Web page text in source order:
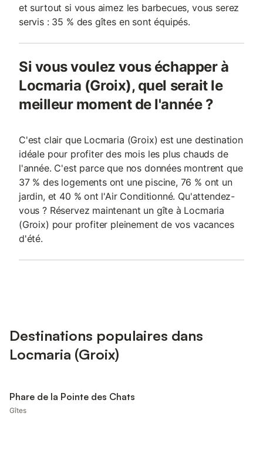
et surtout si vous aimez les barbecues, vous serez
servis : 35 % des gîtes en sont équipés.
Si vous voulez vous échapper à
Locmaria (Groix), quel serait le
meilleur moment de l'année ?
C'est clair que Locmaria (Groix) est une destination
idéale pour profiter des mois les plus chauds de
l'année. C'est parce que nos données montrent que
37 % des logements ont une piscine, 76 % ont un
jardin, et 40 % ont l'Air Conditionné. Qu'attendez-
vous ? Réservez maintenant un gîte à Locmaria
(Groix) pour profiter pleinement de vos vacances
d'été.
Destinations populaires dans
Locmaria (Groix)
Phare de la Pointe des Chats
Gîtes